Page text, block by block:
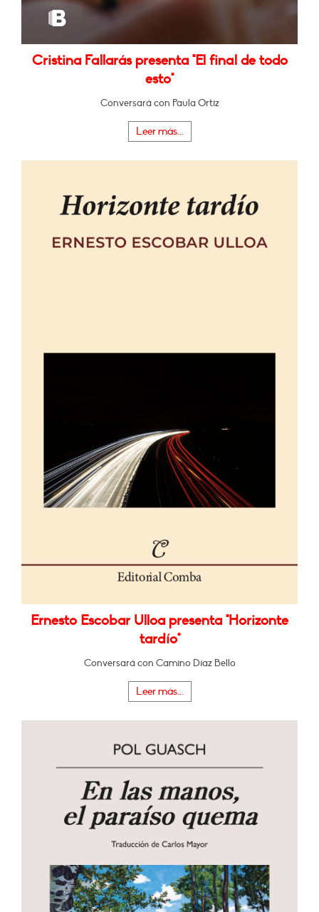
Cristina Fallarás presenta "El final de todo
esto"
Conversará con Paula Ortiz
Leer más...
Ernesto Escobar Ulloa presenta "Horizonte
tardío"
Conversará con Camino Díaz Bello
Leer más...